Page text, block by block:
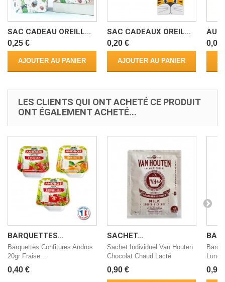
SAC CADEAU OREILL...
0,25 €
AJOUTER AU PANIER
SAC CADEAUX OREIL...
0,20 €
AJOUTER AU PANIER
0,05
LES CLIENTS QUI ONT ACHETÉ CE PRODUIT
ONT ÉGALEMENT ACHETÉ...
BARQUETTES...
Barquettes Confitures Andros
20gr Fraise...
0,40 €
SACHET...
Sachet Individuel Van Houten
Chocolat Chaud Lacté
0,90 €
Lune
0,90